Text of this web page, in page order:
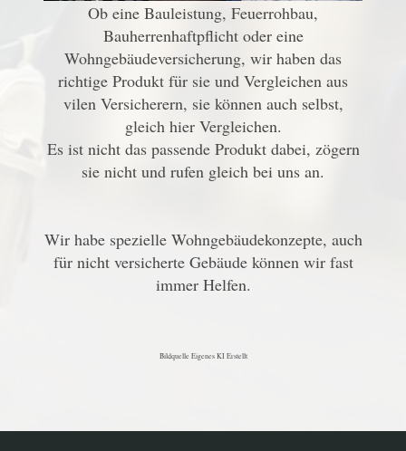
Ob eine Bauleistung, Feuerrohbau,
Bauherrenhaftpflicht oder eine
Wohngebäudeversicherung, wir haben das
richtige Produkt für sie und Vergleichen aus
vilen Versicherern, sie können auch selbst,
gleich hier Vergleichen.
Es ist nicht das passende Produkt dabei, zögern
sie nicht und rufen gleich bei uns an.
Wir habe spezielle Wohngebäudekonzepte, auch
für nicht versicherte Gebäude können wir fast
immer Helfen.
Bildquelle Eigenes KI Erstellt